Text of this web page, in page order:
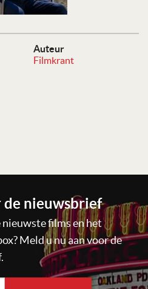
Auteur
Filmkrant
de nieuwsbrief
nieuwste films en het
Meld u nu aan voor de